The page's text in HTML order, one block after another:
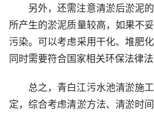
另外，还需注意清淤后淤泥
所产生的淤泥质量较高，如果不
污染。可以考虑采用干化、堆肥
同时需要符合国家相关环保法律法
总之，青白江污水池清淤施
定，综合考虑清淤方法、清淤时